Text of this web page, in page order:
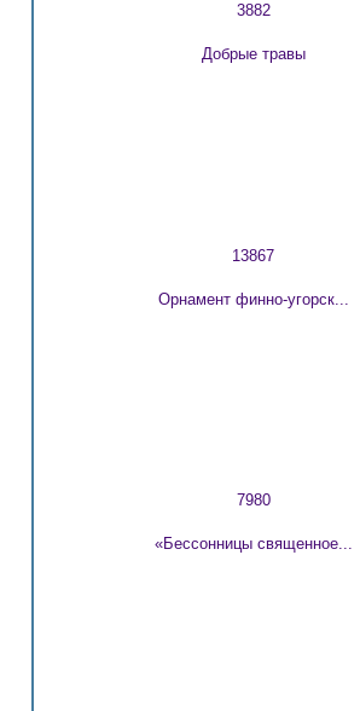
3882
Добрые травы
13867
Орнамент финно-угорск...
7980
«Бессонницы священное...